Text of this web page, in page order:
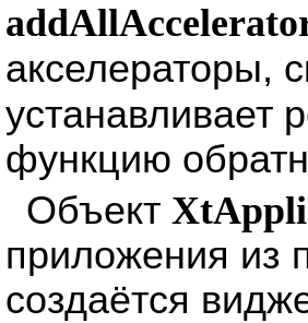
акселераторы,
устанавливает
функцию
Объект
приложения из
создаётся